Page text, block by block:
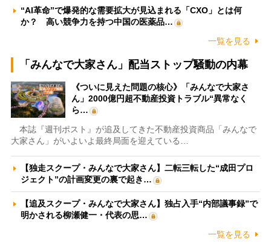
“AI革命”で爆発的な需要拡大が見込まれる「CXO」とは何
か？ 高い競争力を持つ中国の医薬品…
一覧を見る
「みんなで大家さん」配当ストップ騒動の内幕
《ついに見えた問題の核心》「みんなで大家さ
ん」2000億円超不動産投資トラブル“異常なく
ら…
本誌『週刊ポスト』が追及してきた不動産投資商品「みんなで
大家さん」がいよいよ最終局面を迎えている…
【独走スクープ・みんなで大家さん】二転三転した“成田プロ
ジェクト”の計画変更の裏で起き…
【追及スクープ・みんなで大家さん】独占入手“内部議事録”で
明かされる柳瀬健一・代表の思…
一覧を見る